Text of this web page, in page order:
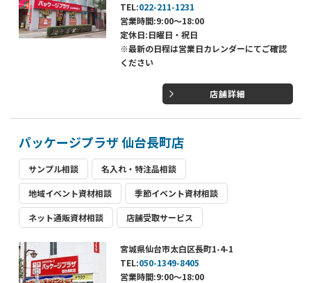
TEL:022-211-1231
営業時間:9:00～18:00
定休日:日曜日・祝日
※最新の日程は営業日カレンダーにてご確認
ください
店舗詳細
パッケージプラザ 仙台長町店
サンプル相談 名入れ・特注品相談
地域イベント資材相談 季節イベント資材相談
ネット通販資材相談 店舗受取サービス
宮城県仙台市太白区長町1-4-1
TEL:050-1349-8405
営業時間:9:00～18:00